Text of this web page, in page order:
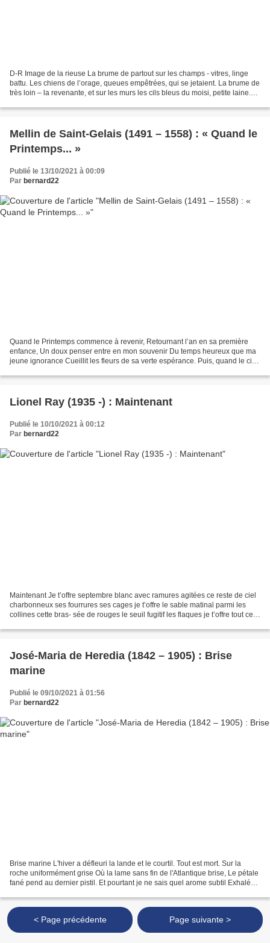
D-R Image de la rieuse La brume de partout sur les champs - vitres, linge
battu. Les chiens de l’orage, queues empêtrées, qui se jetaient. La brume de
très loin – la revenante, et sur les murs les cils bleus du moisi, petite laine.
Mellin de Saint-Gelais (1491 – 1558) : « Quand le
Printemps... »
Publié le 13/10/2021 à 00:09
Par bernard22
Quand le Printemps commence à revenir, Retournant l’an en sa première
enfance, Un doux penser entre en mon souvenir Du temps heureux que ma
jeune ignorance Cueillit les fleurs de sa verte espérance. Puis, quand le ciel
Lionel Ray (1935 -) : Maintenant
Publié le 10/10/2021 à 00:12
Par bernard22
Maintenant Je t’offre septembre blanc avec ramures agitées ce reste de ciel
charbonneux ses fourrures ses cages je t’offre le sable matinal parmi les
collines cette bras- sée de rouges le seuil fugitif les flaques je t’offre tout ce
José-Maria de Heredia (1842 – 1905) : Brise
marine
Publié le 09/10/2021 à 01:56
Par bernard22
Brise marine L'hiver a défleuri la lande et le courtil. Tout est mort. Sur la
roche uniformément grise Où la lame sans fin de l'Atlantique brise, Le pétale
fané pend au dernier pistil. Et pourtant je ne sais quel arome subtil Exhalé
< Page précédente Page suivante >